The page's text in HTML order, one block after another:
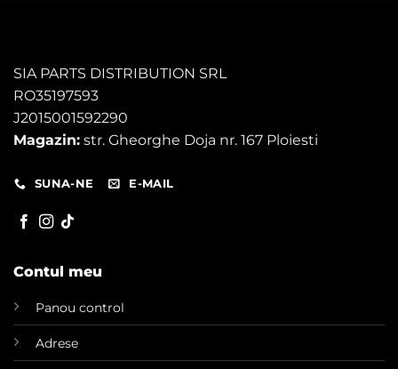
SIA PARTS DISTRIBUTION SRL
RO35197593
J2015001592290
Magazin: str. Gheorghe Doja nr. 167 Ploiesti
SUNA-NE E-MAIL
Contul meu
Panou control
Adrese